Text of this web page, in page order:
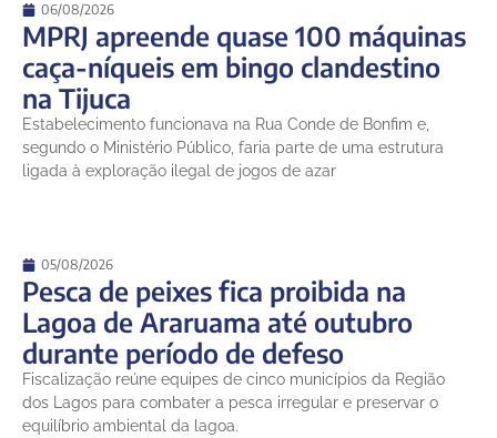
06/08/2026
MPRJ apreende quase 100 máquinas
caça-níqueis em bingo clandestino
na Tijuca
Estabelecimento funcionava na Rua Conde de Bonfim e,
segundo o Ministério Público, faria parte de uma estrutura
ligada à exploração ilegal de jogos de azar
05/08/2026
Pesca de peixes fica proibida na
Lagoa de Araruama até outubro
durante período de defeso
Fiscalização reúne equipes de cinco municípios da Região
dos Lagos para combater a pesca irregular e preservar o
equilíbrio ambiental da lagoa.